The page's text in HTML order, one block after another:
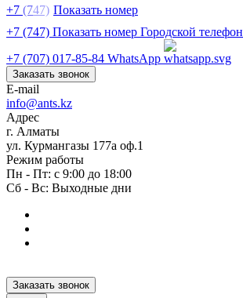
+7 (747) Показать номер
+7 (747) Показать номер Городской телефон
+7 (707) 017-85-84 WhatsApp
Заказать звонок
E-mail
info@ants.kz
Адрес
г. Алматы
ул. Курмангазы 177а оф.1
Режим работы
Пн - Пт: с 9:00 до 18:00
Сб - Вс: Выходные дни
Заказать звонок